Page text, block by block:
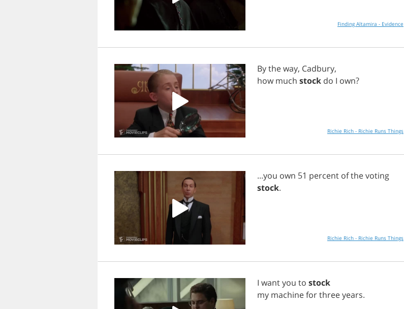
Finding Altamira - Evidence
Bytheway, Cadbury,
how much stock do I own?
Richie Rich - Richie Runs Things
...you own 51 percent ofthevoting
stock.
Richie Rich - Richie Runs Things
I wantyou to stock
my machineforthreeyears.